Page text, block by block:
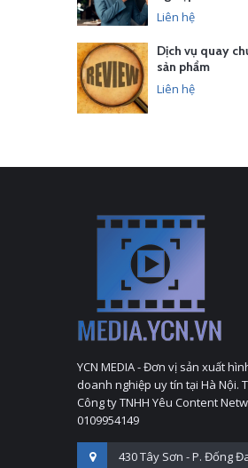
Liên hệ
Dịch vụ quay
sản phẩm
Liên hệ
YCN MEDIA - Đơn vị sản xuất
doanh nghiệp uy tín tại Hà Nội.
Công ty TNHH Yêu Content
0109954149
430 Tây Sơn - P. Đống